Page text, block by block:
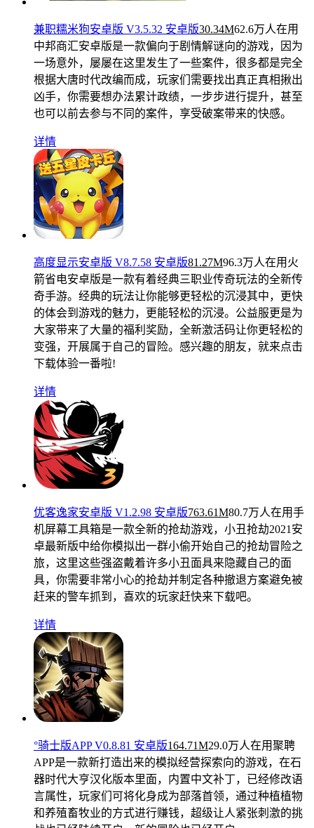
兼职糯米狗安卓版 V3.5.32 安卓版30.34M62.6万人在用
中邦商汇安卓版是一款偏向于剧情解谜向的游戏，因为
一场意外，屡屡在这里发生了一些案件，很多都是完全
根据大唐时代改编而成，玩家们需要找出真正真相揪出
凶手，你需要想办法累计政绩，一步步进行提升，甚至
也可以前去参与不同的案件，享受破案带来的快感。
详情
高度显示安卓版 V8.7.58 安卓版81.27M96.3万人在用 火
箭省电安卓版是一款有着经典三职业传奇玩法的全新传
奇手游。经典的玩法让你能够更轻松的沉浸其中，更快
的体会到游戏的魅力，更能轻松的沉浸。公益服更是为
大家带来了大量的福利奖励，全新激活码让你更轻松的
变强，开展属于自己的冒险。感兴趣的朋友，就来点击
下载体验一番啦!
详情
优客逸家安卓版 V1.2.98 安卓版763.61M80.7万人在用手
机屏幕工具箱是一款全新的抢劫游戏，小丑抢劫2021安
卓最新版中给你模拟出一群小偷开始自己的抢劫冒险之
旅，这里这些强盗戴着许多小丑面具来隐藏自己的面
具，你需要非常小心的抢劫并制定各种撤退方案避免被
赶来的警车抓到，喜欢的玩家赶快来下载吧。
详情
°骑士版APP V0.8.81 安卓版164.71M29.0万人在用聚聘
APP是一款新打造出来的模拟经营探索向的游戏，在石
器时代大亨汉化版本里面，内置中文补丁，已经修改语
言属性，玩家们可将化身成为部落首领，通过种植植物
和养殖畜牧业的方式进行赚钱，超级让人紧张刺激的挑